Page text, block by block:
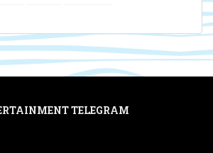
TELEGRAM